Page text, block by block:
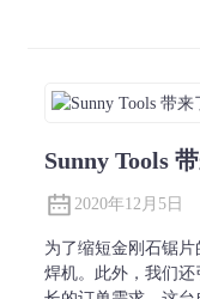
Sunny Tools
2020年12月5日
为了缩短金刚石锯
焊机。此外，我们